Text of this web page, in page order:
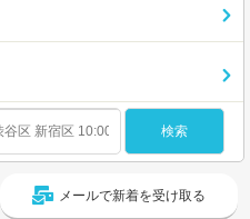
メールで新着を受け取る